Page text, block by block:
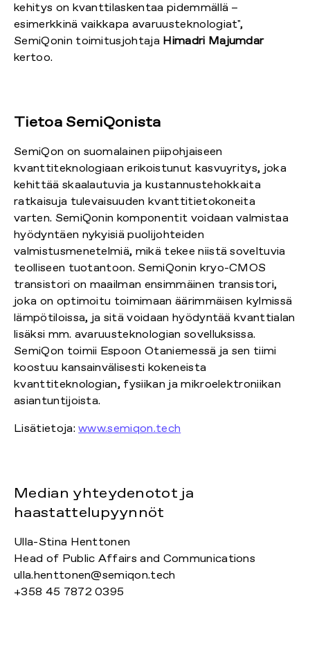
kehitys on kvanttilaskentaa pidemmällä –
esimerkkinä vaikkapa avaruusteknologiat",
SemiQonin toimitusjohtaja Himadri Majumdar
kertoo.
Tietoa SemiQonista
SemiQon on suomalainen piipohjaiseen
kvanttiteknologiaan erikoistunut kasvuyritys, joka
kehittää skaalautuvia ja kustannustehokkaita
ratkaisuja tulevaisuuden kvanttitietokoneita
varten. SemiQonin komponentit voidaan valmistaa
hyödyntäen nykyisiä puolijohteiden
valmistusmenetelmiä, mikä tekee niistä soveltuvia
teolliseen tuotantoon. SemiQonin kryo-CMOS
transistori on maailman ensimmäinen transistori,
joka on optimoitu toimimaan äärimmäisen kylmissä
lämpötiloissa, ja sitä voidaan hyödyntää kvanttialan
lisäksi mm. avaruusteknologian sovelluksissa.
SemiQon toimii Espoon Otaniemessä ja sen tiimi
koostuu kansainvälisesti kokeneista
kvanttiteknologian, fysiikan ja mikroelektroniikan
asiantuntijoista.
Lisätietoja:www.semiqon.tech
Median yhteydenotot ja
haastattelupyynnöt
Ulla-Stina Henttonen
Head of Public Affairs and Communications
ulla.henttonen@semiqon.tech
+358 45 7872 0395